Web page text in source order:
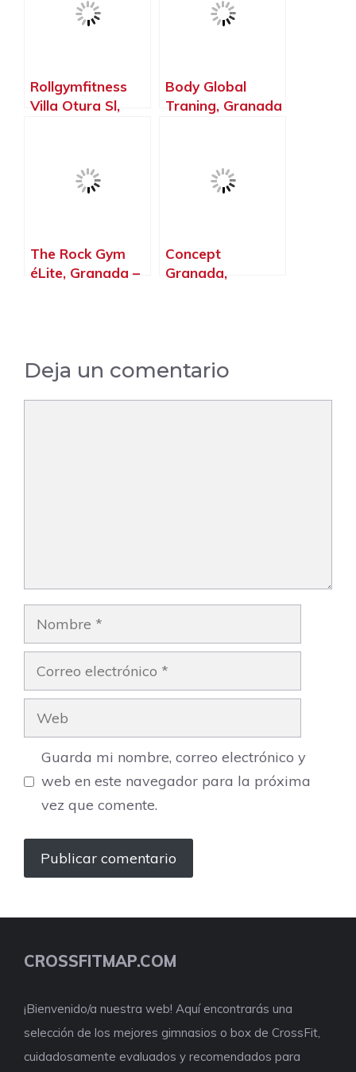
Rollgymfitness
Villa Otura Sl,
Body Global
Traning, Granada
The Rock Gym
éLite, Granada –
Concept
Granada,
Deja un comentario
Nombre
Correo
electrónico
Web
Guarda mi nombre, correo electrónico y
web en este navegador para la próxima
vez que comente.
CROSSFITMAP.COM
¡Bienvenido/a nuestra web! Aquí encontrarás una
selección de los mejores gimnasios o box de CrossFit,
cuidadosamente evaluados y recomendados para